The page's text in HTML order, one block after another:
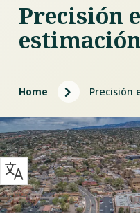
Precisión
Home 5 Precisión